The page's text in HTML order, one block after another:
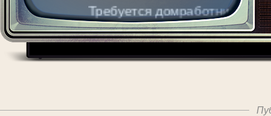
Требуется домработница т. 8-